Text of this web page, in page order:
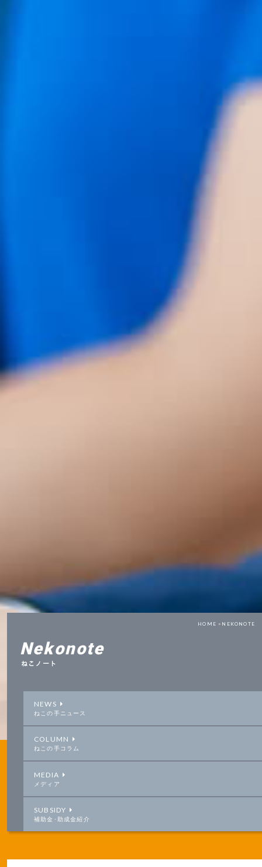
HOME > NEKONOTE
Nekonote
ねこノート
NEWS
ねこの手ニュース
COLUMN
ねこの手コラム
MEDIA
メディア
SUBSIDY
補助金･助成金紹介